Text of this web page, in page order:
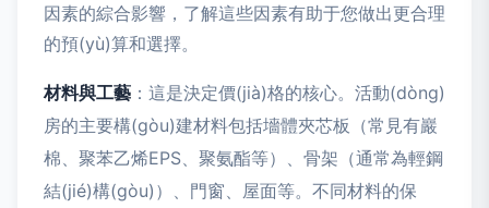
因素的綜合影響，了解這些因素有助于您做出更合理
的預(yù)算和選擇。
材料與工藝 ：這是決定價(jià)格的核心。活動(dòng)
房的主要構(gòu)建材料包括墻體夾芯板（常見有巖
棉、聚苯乙烯EPS、聚氨酯等）、骨架（通常為輕鋼
結(jié)構(gòu)）、門窗、屋面等。不同材料的保